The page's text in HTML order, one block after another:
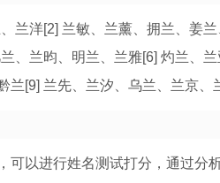
兰洋[2] 兰敏、兰薰、拥兰、姜
、兰昀、明兰、兰雅[6] 灼兰、
兰[9] 兰先、兰汐、乌兰、兰京、
可以进行姓名测试打分，通过